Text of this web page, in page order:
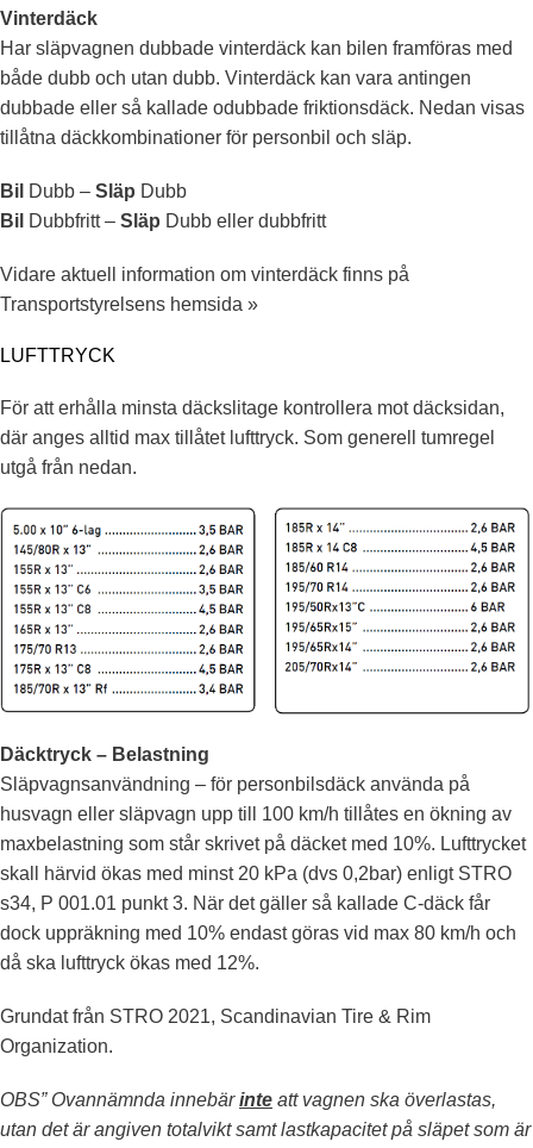
Vinterdäck
Har släpvagnen dubbade vinterdäck kan bilen framföras med
både dubb och utan dubb. Vinterdäck kan vara antingen
dubbade eller så kallade odubbade friktionsdäck. Nedan visas
tillåtna däckkombinationer för personbil och släp.
Bil Dubb – Släp Dubb
Bil Dubbfritt – Släp Dubb eller dubbfritt
Vidare aktuell information om vinterdäck finns på
Transportstyrelsens hemsida »
LUFTTRYCK
För att erhålla minsta däckslitage kontrollera mot däcksidan,
där anges alltid max tillåtet lufttryck. Som generell tumregel
utgå från nedan.
Däcktryck – Belastning
Släpvagnsanvändning – för personbilsdäck använda på
husvagn eller släpvagn upp till 100 km/h tillåtes en ökning av
maxbelastning som står skrivet på däcket med 10%. Lufttrycket
skall härvid ökas med minst 20 kPa (dvs 0,2bar) enligt STRO
s34, P 001.01 punkt 3. När det gäller så kallade C-däck får
dock uppräkning med 10% endast göras vid max 80 km/h och
då ska lufttryck ökas med 12%.
Grundat från STRO 2021, Scandinavian Tire & Rim
Organization.
OBS” Ovannämnda innebärinte att vagnen ska överlastas,
utan det är angiven totalvikt samt lastkapacitet på släpet som är